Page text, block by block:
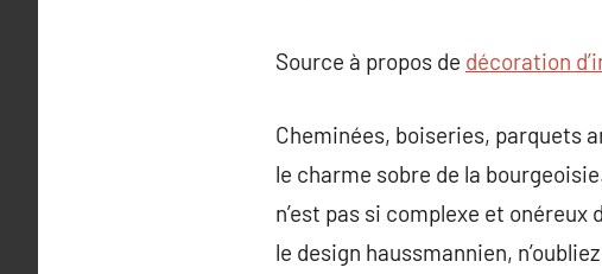
Source à propos de décoration
Cheminées, boiseries, parquets
le charme sobre de la
n’est pas si complexe et
le design haussmannien,